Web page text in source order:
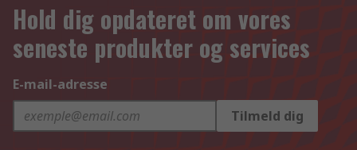
Hold dig opdateret om vores
seneste produkter og services
E-mail-adresse
Tilmeld dig